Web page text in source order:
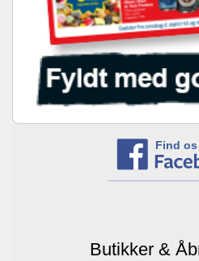
Find
Butikker &